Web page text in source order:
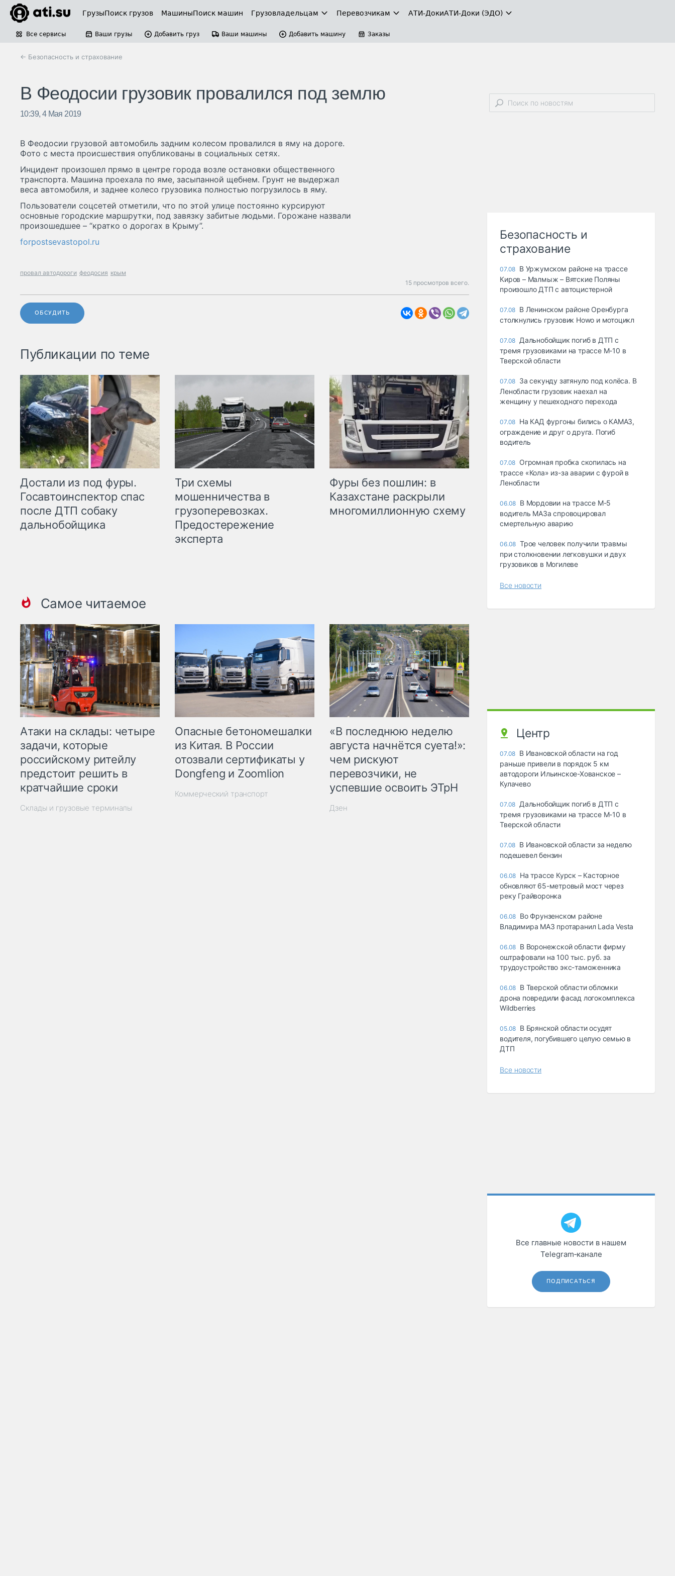
ГрузыПоиск грузов МашиныПоиск машин Грузовладельцам Перевозчикам АТИ-ДокиАТИ-Доки (ЭДО)
Все сервисы Ваши грузы Добавить груз Ваши машины Добавить машину Заказы
← Безопасность и страхование
В Феодосии грузовик провалился под землю
10:39, 4 Мая 2019
В Феодосии грузовой автомобиль задним колесом провалился в яму на дороге.
Фото с места происшествия опубликованы в социальных сетях.
Инцидент произошел прямо в центре города возле остановки общественного
транспорта. Машина проехала по яме, засыпанной щебнем. Грунт не выдержал
веса автомобиля, и заднее колесо грузовика полностью погрузилось в яму.
Пользователи соцсетей отметили, что по этой улице постоянно курсируют
основные городские маршрутки, под завязку забитые людьми. Горожане назвали
произошедшее – “кратко о дорогах в Крыму”.
forpostsevastopol.ru
провал автодороги феодосия крым
15 просмотров всего.
ОБСУДИТЬ
Публикации по теме
Достали из под фуры.
Госавтоинспектор спас
после ДТП собаку
дальнобойщика
Три схемы
мошенничества в
грузоперевозках.
Предостережение
эксперта
Фуры без пошлин: в
Казахстане раскрыли
многомиллионную схему
Самое читаемое
Атаки на склады: четыре
задачи, которые
российскому ритейлу
предстоит решить в
кратчайшие сроки
Склады и грузовые терминалы
Опасные бетономешалки
из Китая. В России
отозвали сертификаты у
Dongfeng и Zoomlion
Коммерческий транспорт
«В последнюю неделю
августа начнётся суета!»:
чем рискуют
перевозчики, не
успевшие освоить ЭТрН
Дзен
Безопасность и
страхование
07.08 В Уржумском районе на трассе
Киров – Малмыж – Вятские Поляны
произошло ДТП с автоцистерной
07.08 В Ленинском районе Оренбурга
столкнулись грузовик Howo и мотоцикл
07.08 Дальнобойщик погиб в ДТП с
тремя грузовиками на трассе М-10 в
Тверской области
07.08 За секунду затянуло под колёса. В
Ленобласти грузовик наехал на
женщину у пешеходного перехода
07.08 На КАД фургоны бились о КАМАЗ,
ограждение и друг о друга. Погиб
водитель
07.08 Огромная пробка скопилась на
трассе «Кола» из-за аварии с фурой в
Ленобласти
06.08 В Мордовии на трассе М-5
водитель МАЗа спровоцировал
смертельную аварию
06.08 Трое человек получили травмы
при столкновении легковушки и двух
грузовиков в Могилеве
Все новости
Центр
07.08 В Ивановской области на год
раньше привели в порядок 5 км
автодороги Ильинское-Хованское –
Кулачево
07.08 Дальнобойщик погиб в ДТП с
тремя грузовиками на трассе М-10 в
Тверской области
07.08 В Ивановской области за неделю
подешевел бензин
06.08 На трассе Курск – Касторное
обновляют 65-метровый мост через
реку Грайворонка
06.08 Во Фрунзенском районе
Владимира МАЗ протаранил Lada Vesta
06.08 В Воронежской области фирму
оштрафовали на 100 тыс. руб. за
трудоустройство экс-таможенника
06.08 В Тверской области обломки
дрона повредили фасад логокомплекса
Wildberries
05.08 В Брянской области осудят
водителя, погубившего целую семью в
ДТП
Все новости
Все главные новости в нашем
Telegram‑канале
ПОДПИСАТЬСЯ